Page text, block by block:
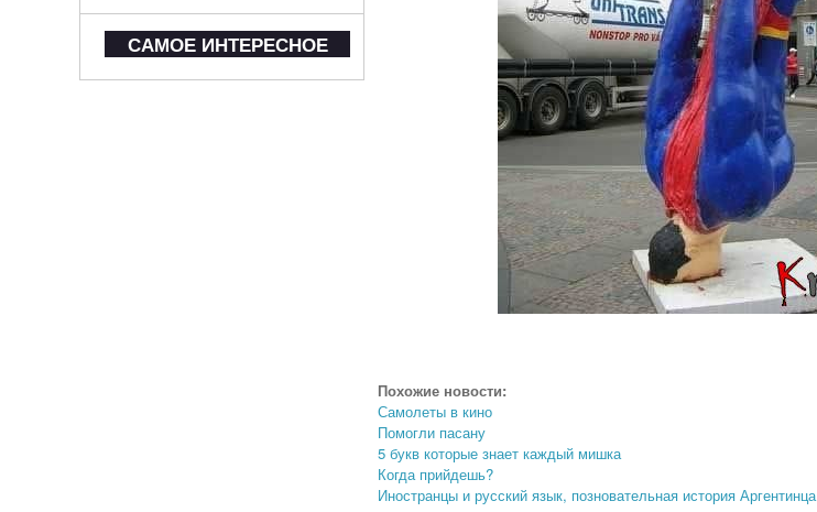
Похожие новости:
Самолеты в кино
Помогли пасану
5 букв которые знает каждый мишка
Когда прийдешь?
Иностранцы и русский язык, позновательная история Аргентинца
САМОЕ ИНТЕРЕСНОЕ